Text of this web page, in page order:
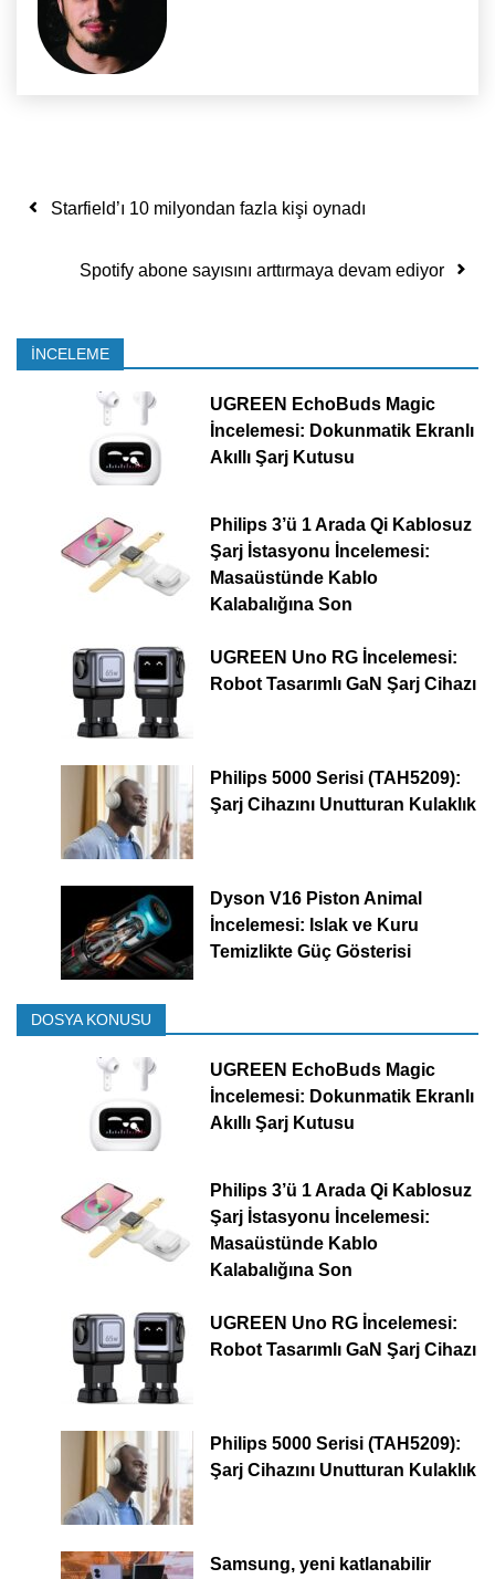
Yazı dolaşımı
Starfield’ı 10 milyondan fazla kişi oynadı
Spotify abone sayısını arttırmaya devam ediyor
İNCELEME
UGREEN EchoBuds Magic
İncelemesi: Dokunmatik Ekranlı
Akıllı Şarj Kutusu
Philips 3’ü 1 Arada Qi Kablosuz
Şarj İstasyonu İncelemesi:
Masaüstünde Kablo
Kalabalığına Son
UGREEN Uno RG İncelemesi:
Robot Tasarımlı GaN Şarj Cihazı
Philips 5000 Serisi (TAH5209):
Şarj Cihazını Unutturan Kulaklık
Dyson V16 Piston Animal
İncelemesi: Islak ve Kuru
Temizlikte Güç Gösterisi
DOSYA KONUSU
UGREEN EchoBuds Magic
İncelemesi: Dokunmatik Ekranlı
Akıllı Şarj Kutusu
Philips 3’ü 1 Arada Qi Kablosuz
Şarj İstasyonu İncelemesi:
Masaüstünde Kablo
Kalabalığına Son
UGREEN Uno RG İncelemesi:
Robot Tasarımlı GaN Şarj Cihazı
Philips 5000 Serisi (TAH5209):
Şarj Cihazını Unutturan Kulaklık
Samsung, yeni katlanabilir